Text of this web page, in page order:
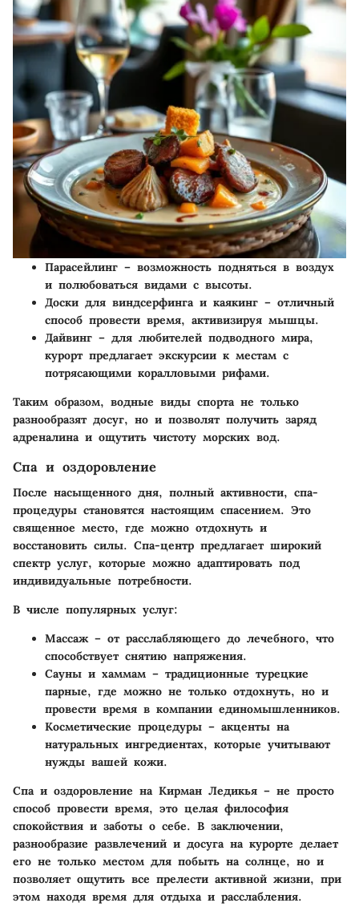
Парасейлинг – возможность подняться в воздух
и полюбоваться видами с высоты.
Доски для виндсерфинга и каякинг – отличный
способ провести время, активизируя мышцы.
Дайвинг – для любителей подводного мира,
курорт предлагает экскурсии к местам с
потрясающими коралловыми рифами.
Таким образом, водные виды спорта не только
разнообразят досуг, но и позволят получить заряд
адреналина и ощутить чистоту морских вод.
Спа и оздоровление
После насыщенного дня, полный активности, спа-
процедуры становятся настоящим спасением. Это
священное место, где можно отдохнуть и
восстановить силы. Спа-центр предлагает широкий
спектр услуг, которые можно адаптировать под
индивидуальные потребности.
В числе популярных услуг:
Массаж– от расслабляющего до лечебного, что
способствует снятию напряжения.
Сауны и хаммам – традиционные турецкие
парные, где можно не только отдохнуть, но и
провести время в компании единомышленников.
Косметические процедуры – акценты на
натуральных ингредиентах, которые учитывают
нужды вашей кожи.
Спа и оздоровление на Кирман Ледикья – не просто
способ провести время, это целая философия
спокойствия и заботы о себе. В заключении,
разнообразие развлечений и досуга на курорте делает
его не только местом для побыть на солнце, но и
позволяет ощутить все прелести активной жизни, при
этом находя время для отдыха и расслабления.